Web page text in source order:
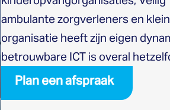
ambulante zorgverleners en
organisatie heeft zijn eigen
betrouwbare ICT is overal
Plan een afspraak